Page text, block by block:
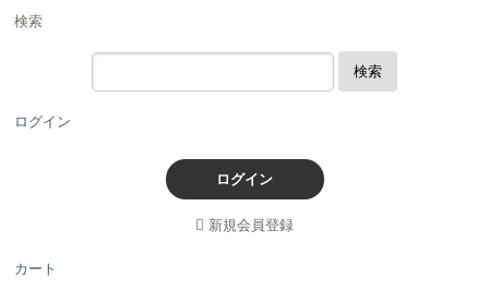
検索
検索
ログイン
ログイン
新規会員登録
カート